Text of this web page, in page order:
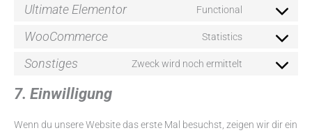
Ultimate Elementor Functional
WooCommerce Statistics
Sonstiges Zweck wird noch ermittelt
7. Einwilligung
Wenn du unsere Website das erste Mal besuchst, zeigen wir dir ein